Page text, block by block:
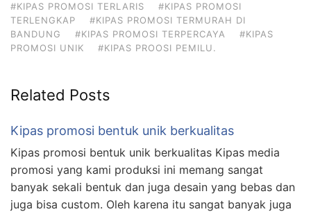
#KIPAS PROMOSI TERLARIS
#KIPAS PROMOSI
TERLENGKAP
#KIPAS PROMOSI TERMURAH DI
BANDUNG
#KIPAS PROMOSI TERPERCAYA
#KIPAS
PROMOSI UNIK
#KIPAS PROOSI PEMILU.
Related Posts
Kipas promosi bentuk unik berkualitas
Kipas promosi bentuk unik berkualitas Kipas media
promosi yang kami produksi ini memang sangat
banyak sekali bentuk dan juga desain yang bebas dan
juga bisa custom. Oleh karena itu sangat banyak juga